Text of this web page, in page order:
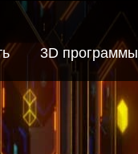
3D программы